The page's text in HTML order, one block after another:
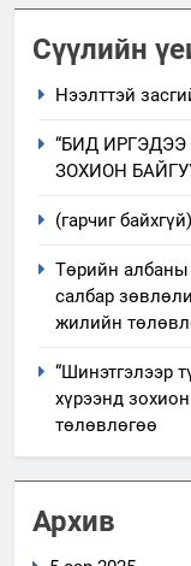
Сүүлийн
Нээлттэй
“БИД
ЗОХИОН
(гарчиг байхгүй)
Төрийн албаны
салбар
жилийн
“Шинэтгэлээр
хүрээнд
төлөвлөгөө
Архив